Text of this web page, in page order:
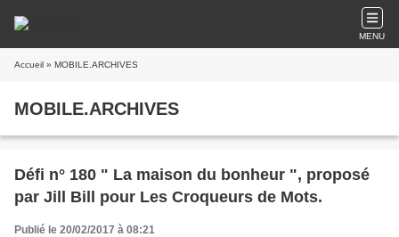
MENU
Accueil » MOBILE.ARCHIVES
MOBILE.ARCHIVES
Défi n° 180 " La maison du bonheur ", proposé
par Jill Bill pour Les Croqueurs de Mots.
Publié le 20/02/2017 à 08:21